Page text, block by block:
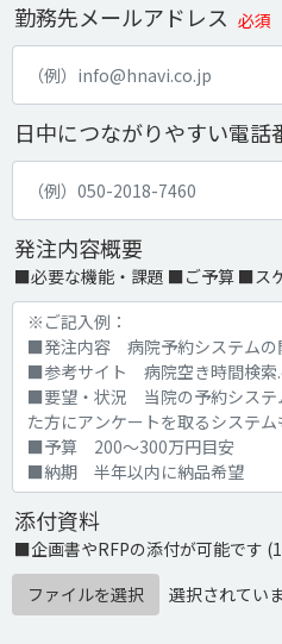
勤務先メールアドレス 必須
日中につながりやすい電話
発注内容概要
■必要な機能・課題 ■ご予算 ■ス
添付資料
■企画書やRFPの添付が可能です
ファイルを選択
選択されてい